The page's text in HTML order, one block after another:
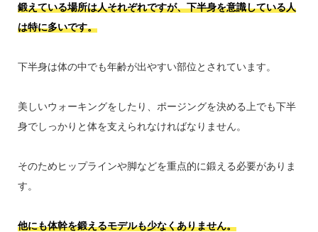
鍛えている場所は人それぞれですが、下半身を意識している人
は特に多いです。
下半身は体の中でも年齢が出やすい部位とされています。
美しいウォーキングをしたり、ポージングを決める上でも下半
身でしっかりと体を支えられなければなりません。
そのためヒップラインや脚などを重点的に鍛える必要がありま
す。
他にも体幹を鍛えるモデルも少なくありません。